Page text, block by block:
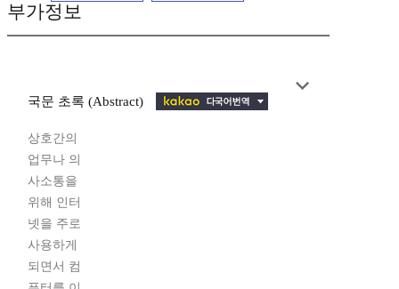
부가정보
국문 초록 (Abstract)
상호간의
업무나 의
사소통을
위해 인터
넷을 주로
사용하게
되면서 컴